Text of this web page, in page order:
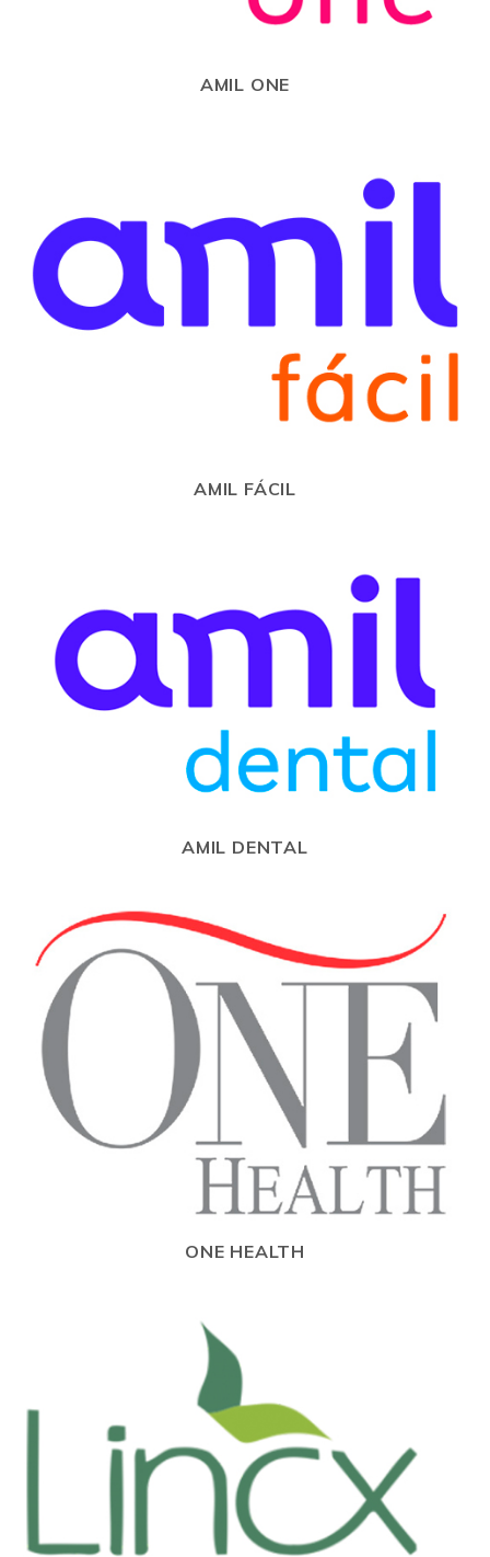
AMIL ONE
AMIL FÁCIL
AMIL DENTAL
ONE HEALTH